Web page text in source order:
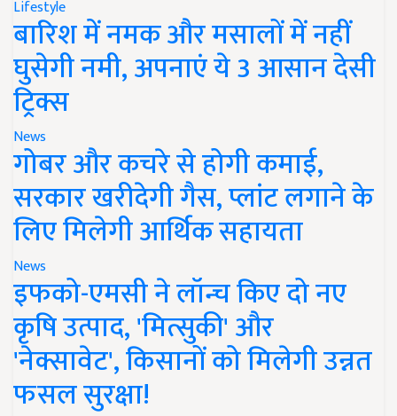
Lifestyle
बारिश में नमक और मसालों में नहीं
घुसेगी नमी, अपनाएं ये 3 आसान देसी
ट्रिक्स
News
गोबर और कचरे से होगी कमाई,
सरकार खरीदेगी गैस, प्लांट लगाने के
लिए मिलेगी आर्थिक सहायता
News
इफको-एमसी ने लॉन्च किए दो नए
कृषि उत्पाद, 'मित्सुकी' और
'नेक्सावेट', किसानों को मिलेगी उन्नत
फसल सुरक्षा!